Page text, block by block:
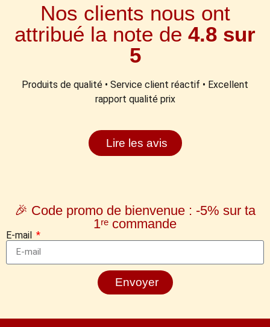
Nos clients nous ont
attribué la note de 4.8 sur
5
Produits de qualité • Service client réactif • Excellent
rapport qualité prix
Lire les avis
🎉 Code promo de bienvenue : -5% sur ta
1ʳᵉ commande
E-mail
Envoyer